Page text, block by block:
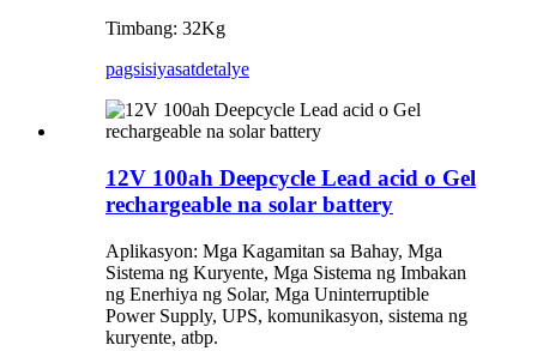
Timbang: 32Kg
pagsisiyasatdetalye
12V 100ah Deepcycle Lead acid o Gel
rechargeable na solar battery
Aplikasyon: Mga Kagamitan sa Bahay, Mga
Sistema ng Kuryente, Mga Sistema ng Imbakan
ng Enerhiya ng Solar, Mga Uninterruptible
Power Supply, UPS, komunikasyon, sistema ng
kuryente, atbp.